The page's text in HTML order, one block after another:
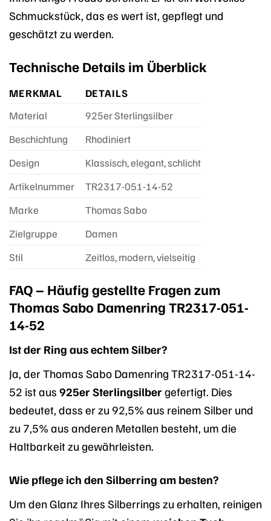
Schmuckstück, das es wert ist, gepflegt und
geschätzt zu werden.
Technische Details im Überblick
MERKMAL
DETAILS
Material
925er Sterlingsilber
Beschichtung
Rhodiniert
Design
Klassisch, elegant, schlicht
Artikelnummer
TR2317-051-14-52
Marke
Thomas Sabo
Zielgruppe
Damen
Stil
Zeitlos, modern, vielseitig
FAQ – Häufig gestellte Fragen zum
Thomas Sabo Damenring TR2317-051-
14-52
Ist der Ring aus echtem Silber?
Ja, der Thomas Sabo Damenring TR2317-051-14-
52 ist aus 925er Sterlingsilber gefertigt. Dies
bedeutet, dass er zu 92,5% aus reinem Silber und
zu 7,5% aus anderen Metallen besteht, um die
Haltbarkeit zu gewährleisten.
Wie pflege ich den Silberring am besten?
Um den Glanz Ihres Silberrings zu erhalten, reinigen